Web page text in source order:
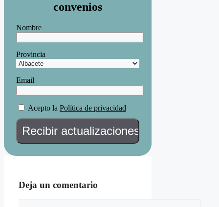
convenios
Nombre
Provincia
Email
Acepto la Política de privacidad
Deja un comentario